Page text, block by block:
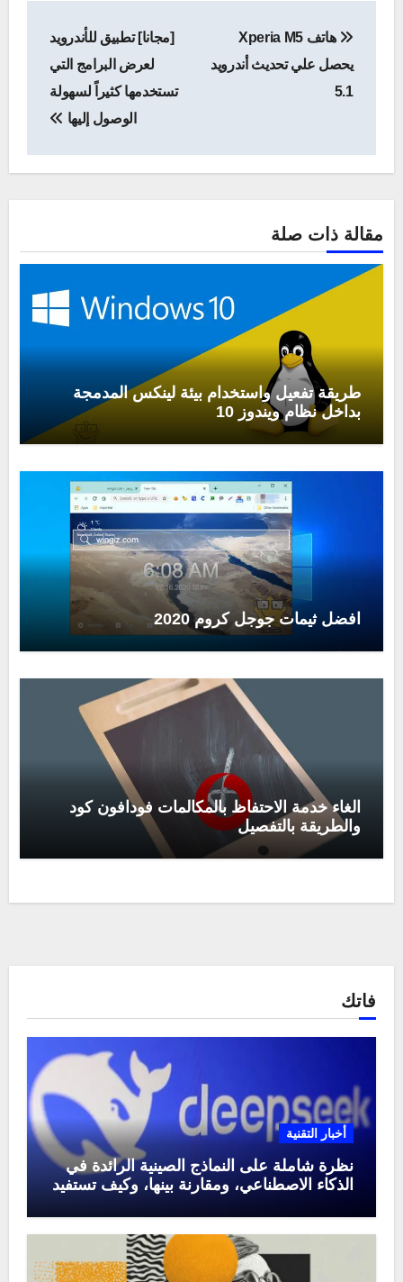
المقالات
هاتف Xperia M5
يحصل علي تحديث أندرويد
5.1
[مجانا] تطبيق للأندرويد
لعرض البرامج التي
تستخدمها كثيراً لسهولة
الوصول إليها
مقالة ذات صلة
طريقة تفعيل واستخدام بيئة لينكس المدمجة
بداخل نظام ويندوز 10
افضل ثيمات جوجل كروم 2020
الغاء خدمة الاحتفاظ بالمكالمات فودافون كود
والطريقة بالتفصيل
فاتك
أخبار التقنية
نظرة شاملة على النماذج الصينية الرائدة في
الذكاء الاصطناعي، ومقارنة بينها، وكيف تستفيد